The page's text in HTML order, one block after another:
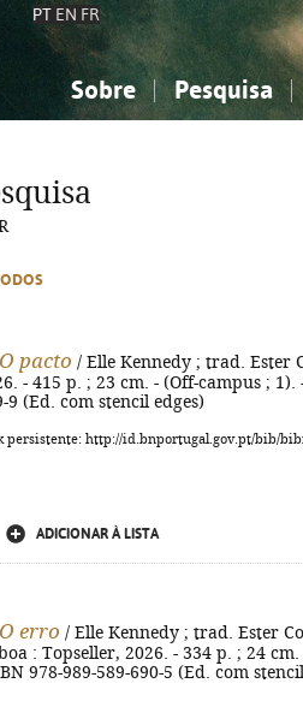
PT EN FR
Sobre Pesquisa
Ciências sociais...
Ciências sociais...
O pacto / Elle Kennedy ; trad. Ester
- 415 p. ; 23 cm. - (Off-campus ;
9 (Ed. com stencil edges)
persistente: http://id.bnportugal.gov.pt/bib/
ADICIONAR À LISTA
O erro / Elle Kennedy ; trad. Ester
: Topseller, 2026. - 334 p. ; 24
978-989-589-690-5 (Ed. com